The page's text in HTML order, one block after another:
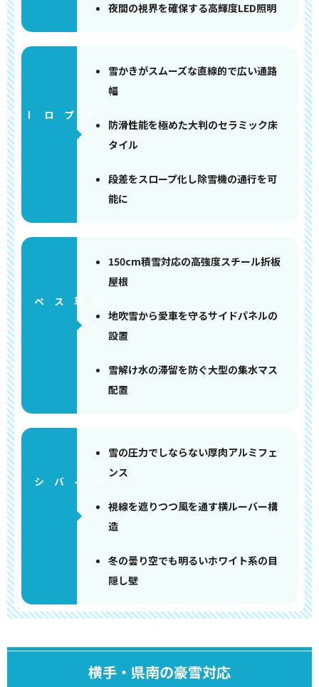
夜間の視界を確保する高輝度LED照明
アプローチ
雪かきがスムーズな直線的で広い通路
幅
防滑性能を極めた大判のセラミック床
タイル
段差をスロープ化し除雪機の通行を可
能に
150cm積雪対応の高強度スチール折板
屋根
地吹雪から愛車を守るサイドパネルの
設置
雪解け水の滞留を防ぐ大型の集水マス
配置
雪の圧力でしならない厚肉アルミフェ
ンス
視線を遮りつつ風を通す横ルーバー構
造
冬の曇り空でも明るいホワイト系の目
隠し壁
横手・県南の豪雪対応